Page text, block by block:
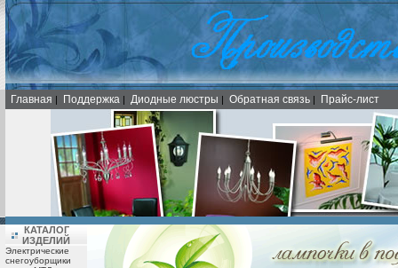
Главная | Поддержка | Диодные люстры | Обратная связь | Прайс-лист
КАТАЛОГ
ИЗДЕЛИЙ
Электрические
снегоуборщики